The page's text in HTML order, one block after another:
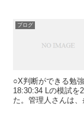
ブログ
○X判断ができる勉
18:30:34 Lの模試を
た。管理人さんは